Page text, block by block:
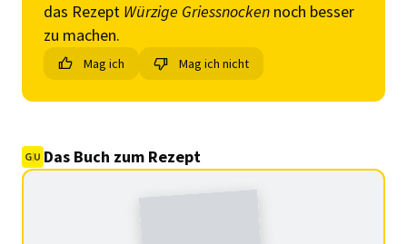
das Rezept Würzige Griessnocken noch besser
zu machen.
Mag ich Mag ich nicht
Das Buch zum Rezept